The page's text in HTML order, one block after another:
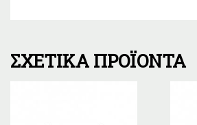
ΣΧΕΤΙΚΆ ΠΡΟΪΌΝΤΑ